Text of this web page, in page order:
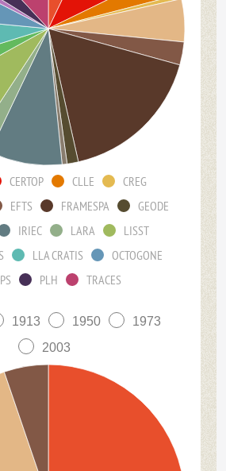
CERTOP CLLE
CREG
EFTS FRAMESPA
GEODE
IRIEC LARA
LISST
LLA CRATIS
OCTOGONE
PLH TRACES
1913 1950
1973
2003